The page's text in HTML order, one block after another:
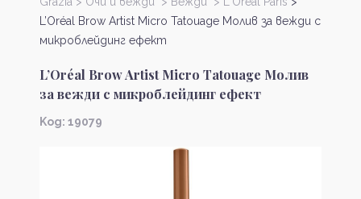
L’Oréal Brow Artist Micro Tatouage Молив за вежди с
микроблейдинг ефект
L’Oréal Brow Artist Micro Tatouage Молив
за вежди с микроблейдинг ефект
Kод: 19079